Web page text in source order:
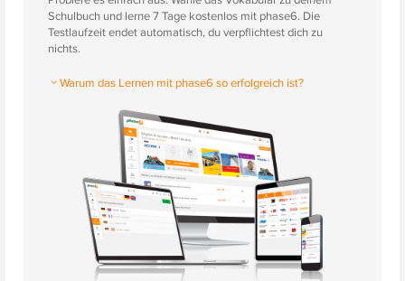
Schulbuch und lerne 7 Tage kostenlos mit phase6. Die
Testlaufzeit endet automatisch, du verpflichtest dich zu
nichts.
Warum das Lernen mit phase6 so erfolgreich ist?